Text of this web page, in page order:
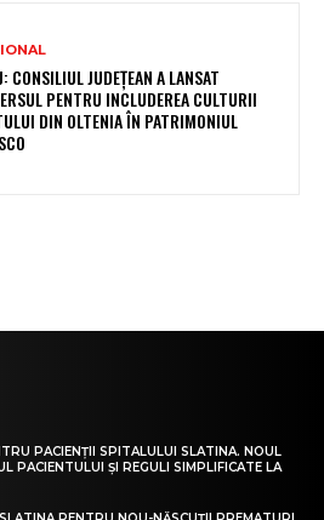
CONSILIUL JUDEȚEAN A LANSAT
PENTRU INCLUDEREA CULTURII
DIN OLTENIA ÎN PATRIMONIUL
PACIENȚII SPITALULUI SLATINA. NOUL
PACIENTULUI ȘI REGULI SIMPLIFICATE LA